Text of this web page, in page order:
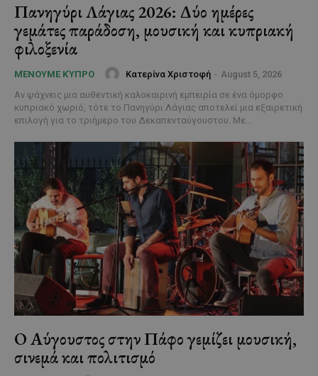
Πανηγύρι Λάγιας 2026: Δύο ημέρες
γεμάτες παράδοση, μουσική και κυπριακή
φιλοξενία
ΜΈΝΟΥΜΕ ΚΎΠΡΟ Κατερίνα Χριστοφή - August 5, 2026
Αν ψάχνεις μια αυθεντική καλοκαιρινή εμπειρία σε ένα όμορφο
κυπριακό χωριό, τότε το Πανηγύρι Λάγιας αποτελεί μια εξαιρετική
επιλογή για το τριήμερο του Δεκαπενταύγουστου. Με...
Ο Αύγουστος στην Πάφο γεμίζει μουσική,
σινεμά και πολιτισμό